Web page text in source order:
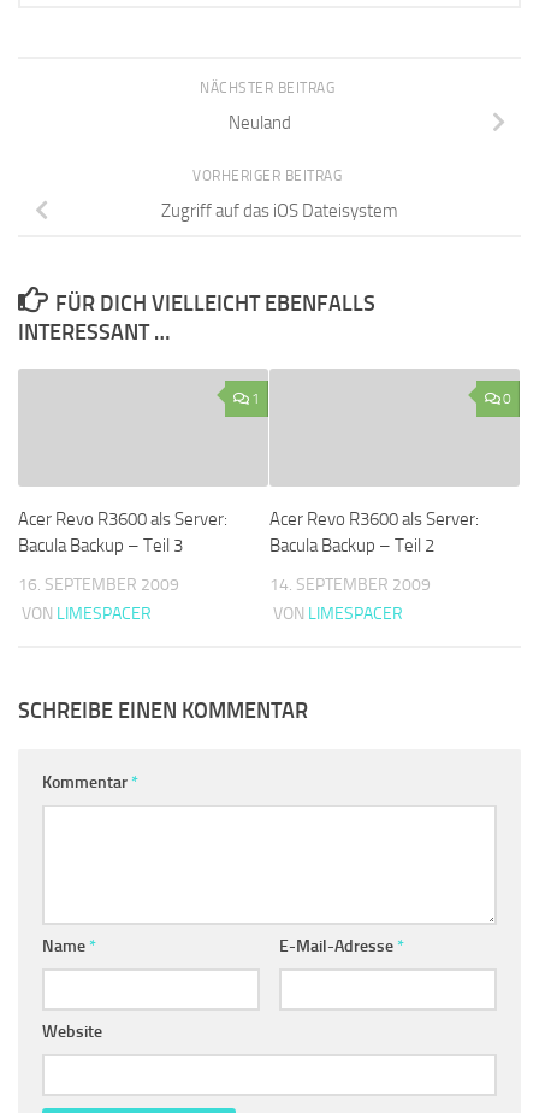
NÄCHSTER BEITRAG
Neuland
VORHERIGER BEITRAG
Zugriff auf das iOS Dateisystem
FÜR DICH VIELLEICHT EBENFALLS
INTERESSANT …
1
Acer Revo R3600 als Server:
Bacula Backup – Teil 3
16. SEPTEMBER 2009
VON LIMESPACER
0
Acer Revo R3600 als Server:
Bacula Backup – Teil 2
14. SEPTEMBER 2009
VON LIMESPACER
SCHREIBE EINEN KOMMENTAR
Kommentar*
Name* E-Mail-Adresse*
Website